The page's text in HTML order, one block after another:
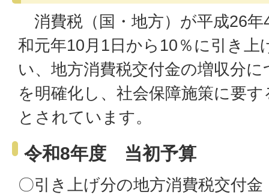
消費税（国・地方）が平成26年
和元年10月1日から10％に引き上
い、地方消費税交付金の増収分
を明確化し、社会保障施策に要
とされています。
令和8年度 当初予算
〇引き上げ分の地方消費税交付